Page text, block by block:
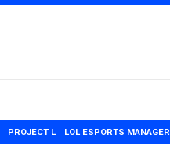
PROJECT L LOL ESPORTS MANAGER